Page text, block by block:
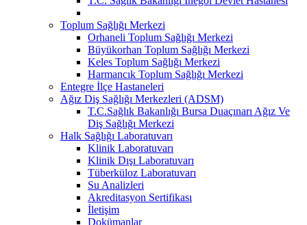
Toplum Sağlığı Merkezi
Orhaneli Toplum Sağlığı Merkezi
Büyükorhan Toplum Sağlığı Merkezi
Keles Toplum Sağlığı Merkezi
Harmancık Toplum Sağlığı Merkezi
Entegre İlçe Hastaneleri
Ağız Diş Sağlığı Merkezleri (ADSM)
T.C.Sağlık Bakanlığı Bursa Duaçınarı Ağız Ve
Diş Sağlığı Merkezi
Halk Sağlığı Laboratuvarı
Klinik Laboratuvarı
Klinik Dışı Laboratuvarı
Tüberküloz Laboratuvarı
Su Analizleri
Akreditasyon Sertifikası
İletişim
Dokümanlar